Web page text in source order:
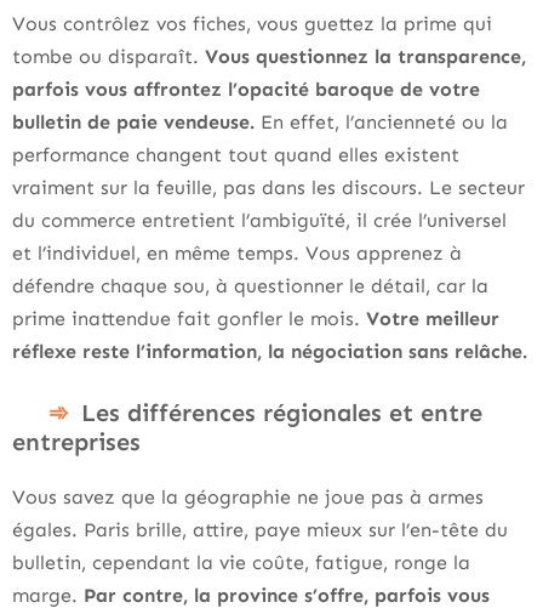
Vous contrôlez vos fiches, vous guettez la prime qui
tombe ou disparaît. Vous questionnez la transparence,
parfois vous affrontez l’opacité baroque de votre
bulletin de paie vendeuse. En effet, l’ancienneté ou la
performance changent tout quand elles existent
vraiment sur la feuille, pas dans les discours. Le secteur
du commerce entretient l’ambiguïté, il crée l’universel
et l’individuel, en même temps. Vous apprenez à
défendre chaque sou, à questionner le détail, car la
prime inattendue fait gonfler le mois. Votre meilleur
réflexe reste l’information, la négociation sans relâche.
Les différences régionales et entre
entreprises
Vous savez que la géographie ne joue pas à armes
égales. Paris brille, attire, paye mieux sur l’en-tête du
bulletin, cependant la vie coûte, fatigue, ronge la
marge. Par contre, la province s’offre, parfois vous